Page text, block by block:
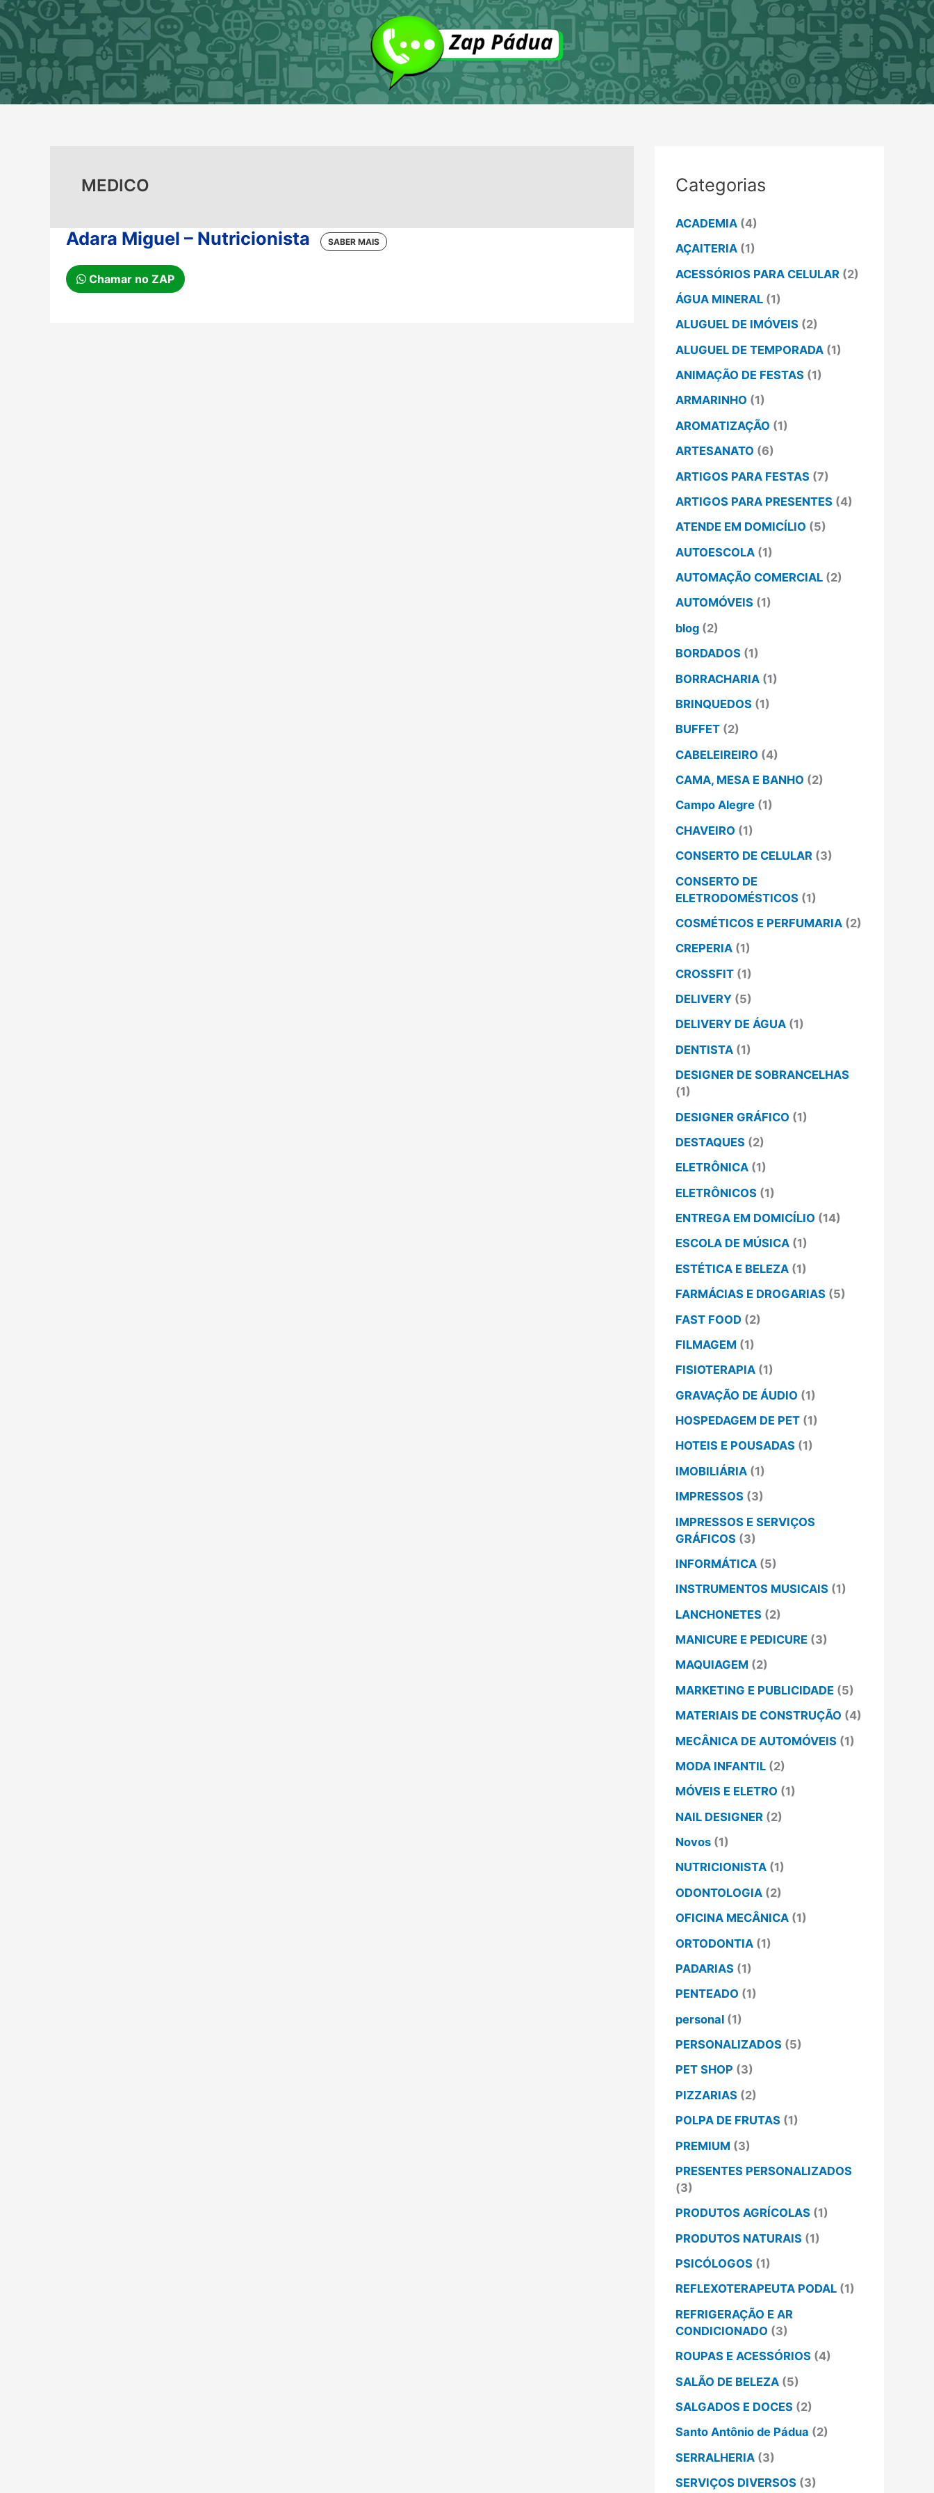
Ir
para
o
conteúdo
MEDICO
Adara Miguel – Nutricionista
Chamar no ZAP
Categorias
ACADEMIA (4)
AÇAITERIA (1)
ACESSÓRIOS PARA CELULAR (2)
ÁGUA MINERAL (1)
ALUGUEL DE IMÓVEIS (2)
ALUGUEL DE TEMPORADA (1)
ANIMAÇÃO DE FESTAS (1)
ARMARINHO (1)
AROMATIZAÇÃO (1)
ARTESANATO (6)
ARTIGOS PARA FESTAS (7)
ARTIGOS PARA PRESENTES (4)
ATENDE EM DOMICÍLIO (5)
AUTOESCOLA (1)
AUTOMAÇÃO COMERCIAL (2)
AUTOMÓVEIS (1)
blog (2)
BORDADOS (1)
BORRACHARIA (1)
BRINQUEDOS (1)
BUFFET (2)
CABELEIREIRO (4)
CAMA, MESA E BANHO (2)
Campo Alegre (1)
CHAVEIRO (1)
CONSERTO DE CELULAR (3)
CONSERTO DE
ELETRODOMÉSTICOS (1)
COSMÉTICOS E PERFUMARIA (2)
CREPERIA (1)
CROSSFIT (1)
DELIVERY (5)
DELIVERY DE ÁGUA (1)
DENTISTA (1)
DESIGNER DE SOBRANCELHAS
(1)
DESIGNER GRÁFICO (1)
DESTAQUES (2)
ELETRÔNICA (1)
ELETRÔNICOS (1)
ENTREGA EM DOMICÍLIO (14)
ESCOLA DE MÚSICA (1)
ESTÉTICA E BELEZA (1)
FARMÁCIAS E DROGARIAS (5)
FAST FOOD (2)
FILMAGEM (1)
FISIOTERAPIA (1)
GRAVAÇÃO DE ÁUDIO (1)
HOSPEDAGEM DE PET (1)
HOTEIS E POUSADAS (1)
IMOBILIÁRIA (1)
IMPRESSOS (3)
IMPRESSOS E SERVIÇOS
GRÁFICOS (3)
INFORMÁTICA (5)
INSTRUMENTOS MUSICAIS (1)
LANCHONETES (2)
MANICURE E PEDICURE (3)
MAQUIAGEM (2)
MARKETING E PUBLICIDADE (5)
MATERIAIS DE CONSTRUÇÃO (4)
MECÂNICA DE AUTOMÓVEIS (1)
MODA INFANTIL (2)
MÓVEIS E ELETRO (1)
NAIL DESIGNER (2)
Novos (1)
NUTRICIONISTA (1)
ODONTOLOGIA (2)
OFICINA MECÂNICA (1)
ORTODONTIA (1)
PADARIAS (1)
PENTEADO (1)
personal (1)
PERSONALIZADOS (5)
PET SHOP (3)
PIZZARIAS (2)
POLPA DE FRUTAS (1)
PREMIUM (3)
PRESENTES PERSONALIZADOS
(3)
PRODUTOS AGRÍCOLAS (1)
PRODUTOS NATURAIS (1)
PSICÓLOGOS (1)
REFLEXOTERAPEUTA PODAL (1)
REFRIGERAÇÃO E AR
CONDICIONADO (3)
ROUPAS E ACESSÓRIOS (4)
SALÃO DE BELEZA (5)
SALGADOS E DOCES (2)
Santo Antônio de Pádua (2)
SERRALHERIA (3)
SERVIÇOS DIVERSOS (3)